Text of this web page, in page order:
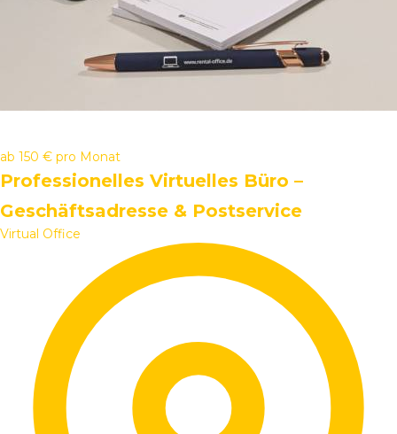
ab 150 € pro Monat
Professionelles Virtuelles Büro –
Geschäftsadresse & Postservice
Virtual Office